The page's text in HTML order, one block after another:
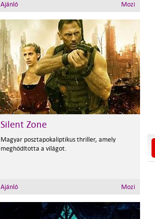
Ajánló Mozi
Silent Zone
Magyar posztapokaliptikus thriller, amely
meghódította a világot.
Ajánló Mozi